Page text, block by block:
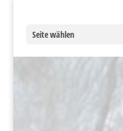
Seite wählen